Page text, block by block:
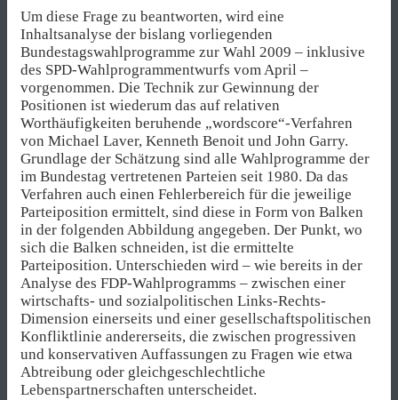
Um diese Frage zu beantworten, wird eine
Inhaltsanalyse der bislang vorliegenden
Bundestagswahlprogramme zur Wahl 2009 – inklusive
des SPD-Wahlprogrammentwurfs vom April –
vorgenommen. Die Technik zur Gewinnung der
Positionen ist wiederum das auf relativen
Worthäufigkeiten beruhende „wordscore“-Verfahren
von Michael Laver, Kenneth Benoit und John Garry.
Grundlage der Schätzung sind alle Wahlprogramme der
im Bundestag vertretenen Parteien seit 1980. Da das
Verfahren auch einen Fehlerbereich für die jeweilige
Parteiposition ermittelt, sind diese in Form von Balken
in der folgenden Abbildung angegeben. Der Punkt, wo
sich die Balken schneiden, ist die ermittelte
Parteiposition. Unterschieden wird – wie bereits in der
Analyse des FDP-Wahlprogramms – zwischen einer
wirtschafts- und sozialpolitischen Links-Rechts-
Dimension einerseits und einer gesellschaftspolitischen
Konfliktlinie andererseits, die zwischen progressiven
und konservativen Auffassungen zu Fragen wie etwa
Abtreibung oder gleichgeschlechtliche
Lebenspartnerschaften unterscheidet.